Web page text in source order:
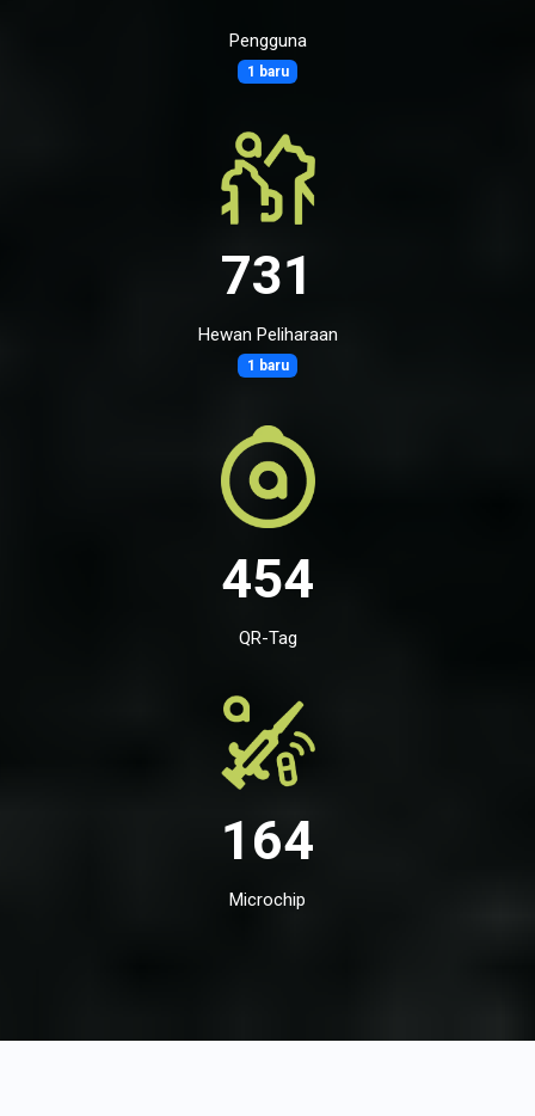
Pengguna
1 baru
731
Hewan Peliharaan
1 baru
454
QR-Tag
164
Microchip